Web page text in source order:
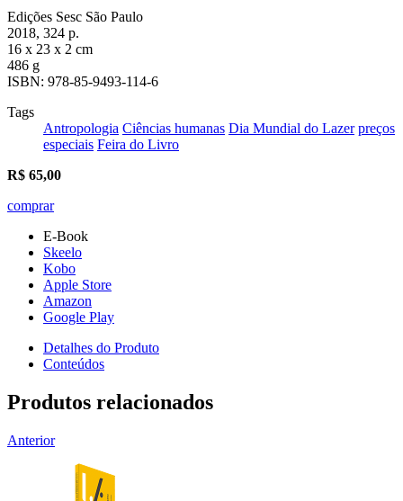
Edições Sesc São Paulo
2018, 324 p.
16 x 23 x 2 cm
486 g
ISBN: 978-85-9493-114-6
Tags
Antropologia Ciências humanas Dia Mundial do Lazer preços
especiais Feira do Livro
R$ 65,00
comprar
E-Book
Skeelo
Kobo
Apple Store
Amazon
Google Play
Detalhes do Produto
Conteúdos
Produtos relacionados
Anterior